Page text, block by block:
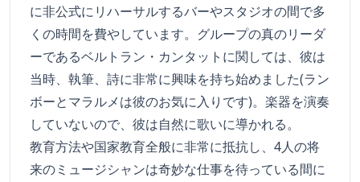
に非公式にリハーサルするバーやスタジオの間で多
くの時間を費やしています。グループの真のリーダ
ーであるベルトラン・カンタットに関しては、彼は
当時、執筆、詩に非常に興味を持ち始めました(ラン
ボーとマラルメは彼のお気に入りです)。楽器を演奏
していないので、彼は自然に歌いに導かれる。
教育方法や国家教育全般に非常に抵抗し、4人の将
来のミュージシャンは奇妙な仕事を待っている間に